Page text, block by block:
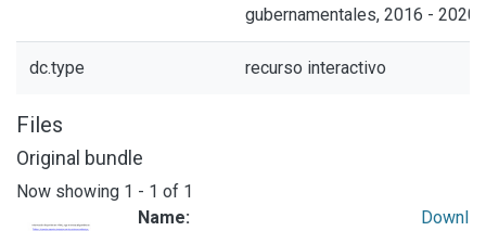
gubernamentales, 2016 - 2020.
dc.type recurso interactivo
Files
Original bundle
Now showing 1 - 1 of 1
Name:
Downl